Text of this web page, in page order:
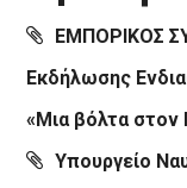
ΕΜΠΟΡΙΚΟΣ
Εκδήλωσης
«Μια βόλτα στον
Υπουργείο